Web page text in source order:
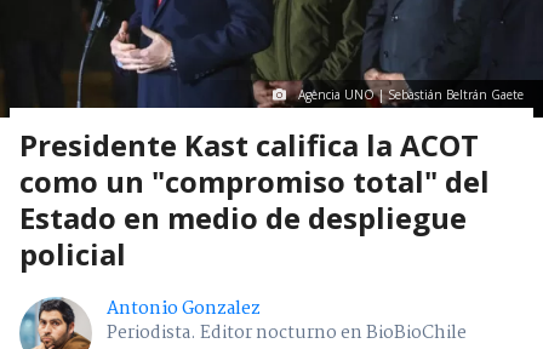
Agencia UNO | Sebastián Beltrán Gaete
Presidente Kast califica la ACOT
como un "compromiso total" del
Estado en medio de despliegue
policial
Antonio Gonzalez
Periodista. Editor nocturno en BioBioChile